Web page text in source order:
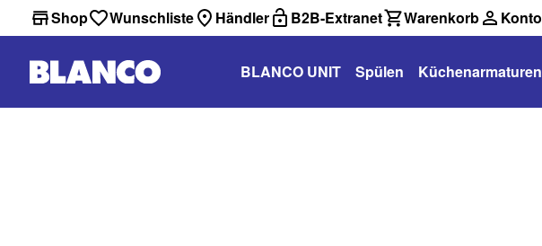
Shop Wunschliste Händler B2B-Extranet Warenkorb Konto
BLANCO UNIT Spülen Küchenarmaturen